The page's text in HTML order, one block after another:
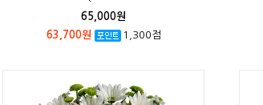
65,000원
63,700원
1,300점